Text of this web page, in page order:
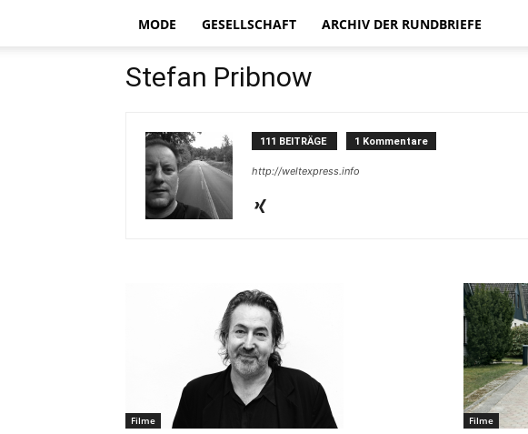
MODE GESELLSCHAFT ARCHIV DER RUNDBRIEFE
Stefan Pribnow
111 BEITRÄGE 1 Kommentare
http://weltexpress.info
Filme Filme